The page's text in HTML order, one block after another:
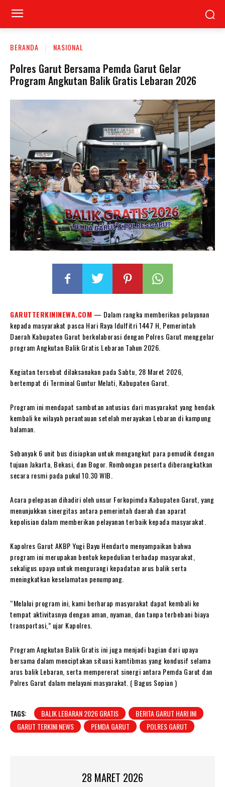
BERANDA NASIONAL
Polres Garut Bersama Pemda Garut Gelar
Program Angkutan Balik Gratis Lebaran 2026
GARUTTERKININEWA.COM — Dalam rangka memberikan pelayanan
kepada masyarakat pasca Hari Raya Idulfitri 1447 H, Pemerintah
Daerah Kabupaten Garut berkolaborasi dengan Polres Garut menggelar
program Angkutan Balik Gratis Lebaran Tahun 2026.
Kegiatan tersebut dilaksanakan pada Sabtu, 28 Maret 2026,
bertempat di Terminal Guntur Melati, Kabupaten Garut.
Program ini mendapat sambutan antusias dari masyarakat yang hendak
kembali ke wilayah perantauan setelah merayakan Lebaran di kampung
halaman.
Sebanyak 6 unit bus disiapkan untuk mengangkut para pemudik dengan
tujuan Jakarta, Bekasi, dan Bogor. Rombongan peserta diberangkatkan
secara resmi pada pukul 10.30 WIB.
Acara pelepasan dihadiri oleh unsur Forkopimda Kabupaten Garut, yang
menunjukkan sinergitas antara pemerintah daerah dan aparat
kepolisian dalam memberikan pelayanan terbaik kepada masyarakat.
Kapolres Garut AKBP Yugi Bayu Hendarto menyampaikan bahwa
program ini merupakan bentuk kepedulian terhadap masyarakat,
sekaligus upaya untuk mengurangi kepadatan arus balik serta
meningkatkan keselamatan penumpang.
“Melalui program ini, kami berharap masyarakat dapat kembali ke
tempat aktivitasnya dengan aman, nyaman, dan tanpa terbebani biaya
transportasi,” ujar Kapolres.
Program Angkutan Balik Gratis ini juga menjadi bagian dari upaya
bersama dalam menciptakan situasi kamtibmas yang kondusif selama
arus balik Lebaran, serta mempererat sinergi antara Pemda Garut dan
Polres Garut dalam melayani masyarakat. ( Bagus Sopian )
TAGS: BALIK LEBARAN 2026 GRATIS
BERITA GARUT HARI INI
GARUT TERKINI NEWS
PEMDA GARUT POLRES GARUT
28 MARET 2026